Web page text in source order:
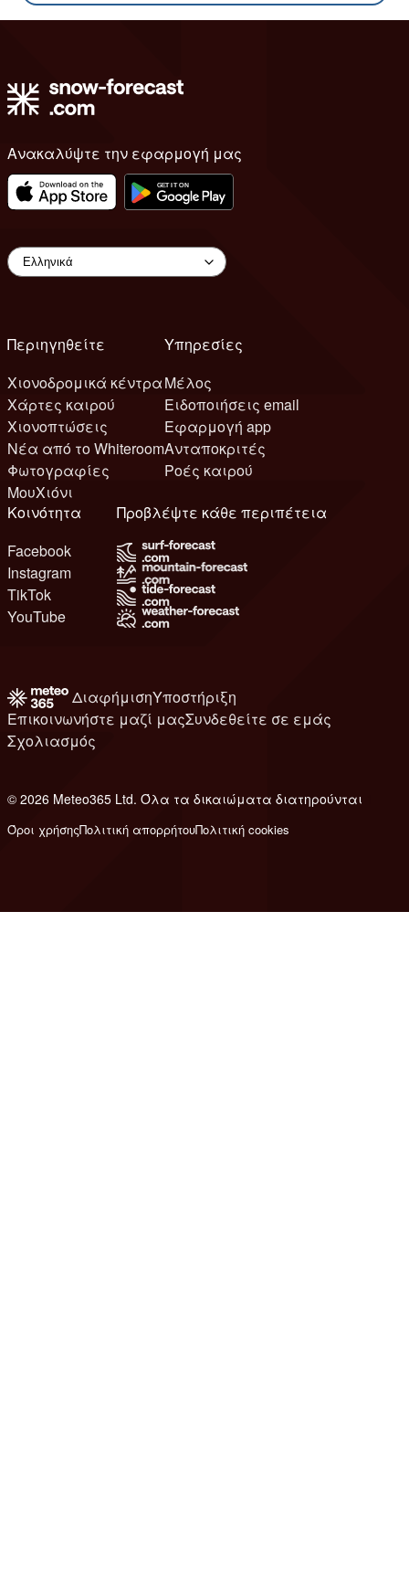
Ανακαλύψτε την εφαρμογή μας
Περιηγηθείτε
Χιονοδρομικά κέντρα
Χάρτες καιρού
Χιονοπτώσεις
Νέα από το Whiteroom
Φωτογραφίες
ΜουΧιόνι
Υπηρεσίες
Μέλος
Ειδοποιήσεις email
Εφαρμογή app
Ανταποκριτές
Ροές καιρού
Κοινότητα
Facebook
Instagram
TikTok
YouTube
Προβλέψτε κάθε περιπέτεια
ΔιαφήμισηΥποστήριξη
Επικοινωνήστε μαζί μαςΣυνδεθείτε σε εμάς
Σχολιασμός
© 2026 Meteo365 Ltd. Όλα τα δικαιώματα διατηρούνται
Όροι χρήσηςΠολιτική απορρήτουΠολιτική cookies